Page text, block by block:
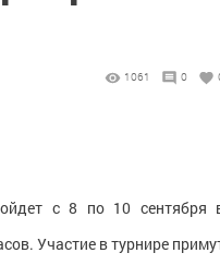
1061 0
с 8 по 10 сентября
Участие в турнире